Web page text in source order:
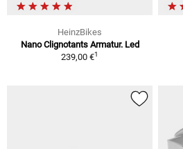
HeinzBikes
Nano Clignotants Armatur. Led
239,00 €1